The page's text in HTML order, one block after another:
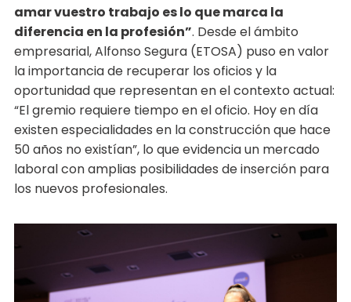
amar vuestro trabajo es lo que marca la
diferencia en la profesión”. Desde el ámbito
empresarial, Alfonso Segura (ETOSA) puso en valor
la importancia de recuperar los oficios y la
oportunidad que representan en el contexto actual:
“El gremio requiere tiempo en el oficio. Hoy en día
existen especialidades en la construcción que hace
50 años no existían”, lo que evidencia un mercado
laboral con amplias posibilidades de inserción para
los nuevos profesionales.